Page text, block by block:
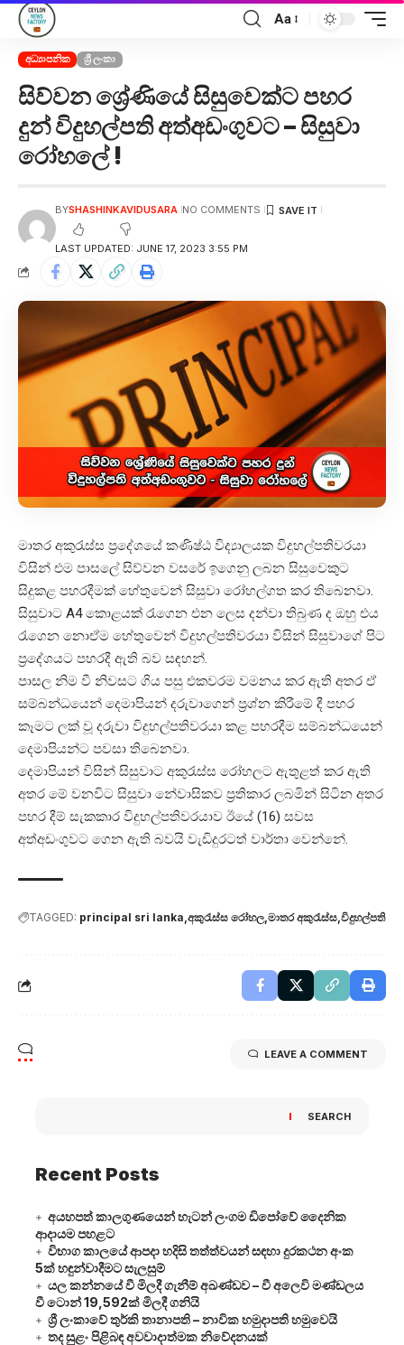
Aa
අධ්‍යාපනික ශ්‍රී ලංකා
සිව්වන ශ්‍රේණියේ සිසුවෙක්ට පහර
දුන් විදුහල්පති අත්අඩංගුවට – සිසුවා
රෝහලේ !
LAST UPDATED: JUNE 17, 2023 3:55 PM
BYSHASHINKAVIDUSARA NO COMMENTS
මාතර අකුරැස්ස ප්‍රදේශයේ කණිෂ්ඨ විද්‍යාලයක විදුහල්පතිවරයා
විසින් එම පාසලේ සිව්වන වසරේ ඉගෙනු ලබන සිසුවෙකුට
සිදුකළ පහරදීමක් හේතුවෙන් සිසුවා රෝහල්ගත කර තිබෙනවා.
සිසුවාට A4 කොළයක් රැගෙන එන ලෙස දන්වා තිබුණ ද ඔහු එය
රැගෙන නොඒම හේතුවෙන් විදුහල්පතිවරයා විසින් සිසුවාගේ පිට
ප්‍රදේශයට පහරදී ඇති බව සඳහන්.
පාසල නිම වී නිවසට ගිය පසු එකවරම වමනය කර ඇති අතර ඒ
සම්බන්ධයෙන් දෙමාපියන් දරුවාගෙන් ප්‍රශ්න කිරීමේ දී පහර
කෑමට ලක් වූ දරුවා විදුහල්පතිවරයා කළ පහරදීම සම්බන්ධයෙන්
දෙමාපියන්ට පවසා තිබෙනවා.
දෙමාපියන් විසින් සිසුවාට අකුරැස්ස රෝහලට ඇතුළත් කර ඇති
අතර මේ වනවිට සිසුවා නේවාසිකව ප්‍රතිකාර ලබමින් සිටින අතර
පහර දීම් සැකකාර විදුහල්පතිවරයාව ඊයේ (16) සවස
අත්අඩංගුවට ගෙන ඇති බවයි වැඩිදුරටත් වාර්තා වෙන්නේ.
TAGGED: principal sri lanka අකුරැස්ස රෝහල මාතර අකුරැස්ස විදුහල්පති
LEAVE A COMMENT
SEARCH
Recent Posts
අයහපත් කාලගුණයෙන් හැටන් ලංගම ඩිපෝවේ දෛනික
ආදායම පහළට
විභාග කාලයේ ආපදා හදිසි තත්ත්වයන් සඳහා දුරකථන අංක
5ක් හඳුන්වාදීමට සැලසුම්
යල කන්නයේ වී මිලදී ගැනීම් අඛණ්ඩව – වී අලෙවි මණ්ඩලය
වී ටොන් 19,592ක් මිලදී ගනියි
ශ්‍රී ලංකාවේ තුර්කි තානාපති – නාවික හමුදාපති හමුවෙයි
තද සුළං පිළිබඳ අවවාදාත්මක නිවේදනයක්